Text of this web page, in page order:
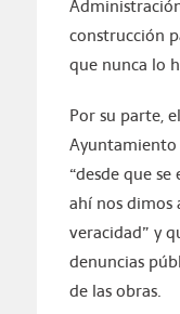
construcción
que nunca lo
Por su parte,
Ayuntamiento
“desde que
ahí nos dimos
veracidad” y
denuncias
de las obras.